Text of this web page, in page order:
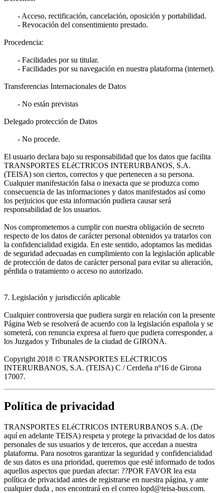
- Acceso, rectificación, cancelación, oposición y portabilidad.
- Revocación del consentimiento prestado.
Procedencia:
- Facilidades por su titular.
- Facilidades por su navegación en nuestra plataforma (internet).
Transferencias Internacionales de Datos
- No están previstas
Delegado protección de Datos
- No procede.
El usuario declara bajo su responsabilidad que los datos que facilita
TRANSPORTES ELéCTRICOS INTERURBANOS, S.A.
(TEISA) son ciertos, correctos y que pertenecen a su persona.
Cualquier manifestación falsa o inexacta que se produzca como
consecuencia de las informaciones y datos manifestados así como
los perjuicios que esta información pudiera causar será
responsabilidad de los usuarios.
Nos comprometemos a cumplir con nuestra obligación de secreto
respecto de los datos de carácter personal obtenidos ya tratarlos con
la confidencialidad exigida. En este sentido, adoptamos las medidas
de seguridad adecuadas en cumplimiento con la legislación aplicable
de protección de datos de carácter personal para evitar su alteración,
pérdida o tratamiento o acceso no autorizado.
7. Legislación y jurisdicción aplicable
Cualquier controversia que pudiera surgir en relación con la presente
Página Web se resolverá de acuerdo con la legislación española y se
someterá, con renuncia expresa al fuero que pudiera corresponder, a
los Juzgados y Tribunales de la ciudad de GIRONA.
Copyright 2018 © TRANSPORTES ELéCTRICOS
INTERURBANOS, S.A. (TEISA) C / Cerdeña nº16 de Girona
17007.
Política de privacidad
TRANSPORTES ELéCTRICOS INTERURBANOS S.A. (De
aquí en adelante TEISA) respeta y protege la privacidad de los datos
personales de sus usuarios y de terceros, que accedan a nuestra
plataforma. Para nosotros garantizar la seguridad y confidencialidad
de sus datos es una prioridad, queremos que esté informado de todos
aquellos aspectos que puedan afectar: ??POR FAVOR lea esta
política de privacidad antes de registrarse en nuestra página, y ante
cualquier duda , nos encontrará en el correo lopd@teisa-bus.com.